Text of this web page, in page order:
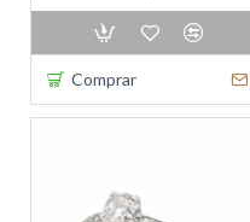
Comprar